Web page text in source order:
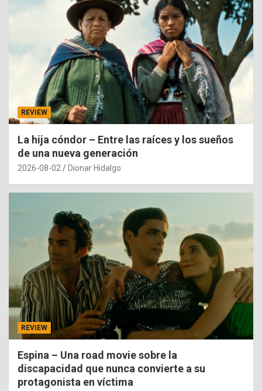
REVIEW
La hija cóndor – Entre las raíces y los sueños
de una nueva generación
2026-08-02 Dionar Hidalgo
REVIEW
Espina – Una road movie sobre la
discapacidad que nunca convierte a su
protagonista en víctima